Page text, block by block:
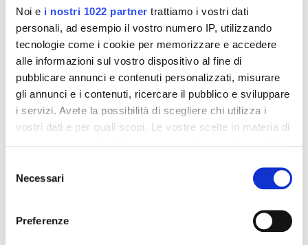
Noi e i nostri 1022 partner trattiamo i vostri dati
personali, ad esempio il vostro numero IP, utilizzando
tecnologie come i cookie per memorizzare e accedere
alle informazioni sul vostro dispositivo al fine di
pubblicare annunci e contenuti personalizzati, misurare
gli annunci e i contenuti, ricercare il pubblico e sviluppare
i servizi. Avete la possibilità di scegliere chi utilizza i
vostri dati e per quali scopi. Le vostre scelte in materia di
modificare o revocare il proprio consenso in qualsiasi
momento dalla Dichiarazione sui cookie o facendo clic
delNecessari
Preferenze
bustine
Aggiungi al
Amin 21 K neutro